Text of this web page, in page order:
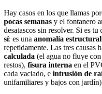
Hay casos en los que llamas
pocas semanas y el fontanero
desatascos sin resolver. Si es tu
sí: es una anomalía estructural
repetidamente. Las tres causas
calculada (el agua no fluye
restos), fisura interna en el
cada vaciado, e intrusión de
unifamiliares y bajos con